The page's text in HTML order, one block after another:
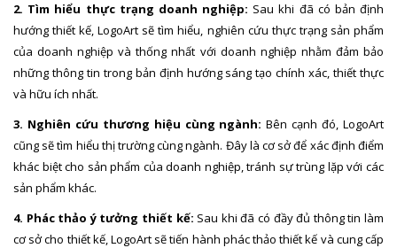
2. Tìm hiểu thực trạng doanh nghiệp: Sau khi đã có bản định
hướng thiết kế, LogoArt sẽ tìm hiểu, nghiên cứu thực trạng sản phẩm
của doanh nghiệp và thống nhất với doanh nghiệp nhằm đảm bảo
những thông tin trong bản định hướng sáng tạo chính xác, thiết thực
và hữu ích nhất.
3. Nghiên cứu thương hiệu cùng ngành:Bên cạnh đó, LogoArt
cũng sẽ tìm hiểu thị trường cùng ngành. Đây là cơ sở để xác định điểm
khác biệt cho sản phẩm của doanh nghiệp, tránh sự trùng lặp với các
sản phẩm khác.
4. Phác thảo ý tưởng thiết kế: Sau khi đã có đầy đủ thông tin làm
cơ sở cho thiết kế, LogoArt sẽ tiến hành phác thảo thiết kế và cung cấp